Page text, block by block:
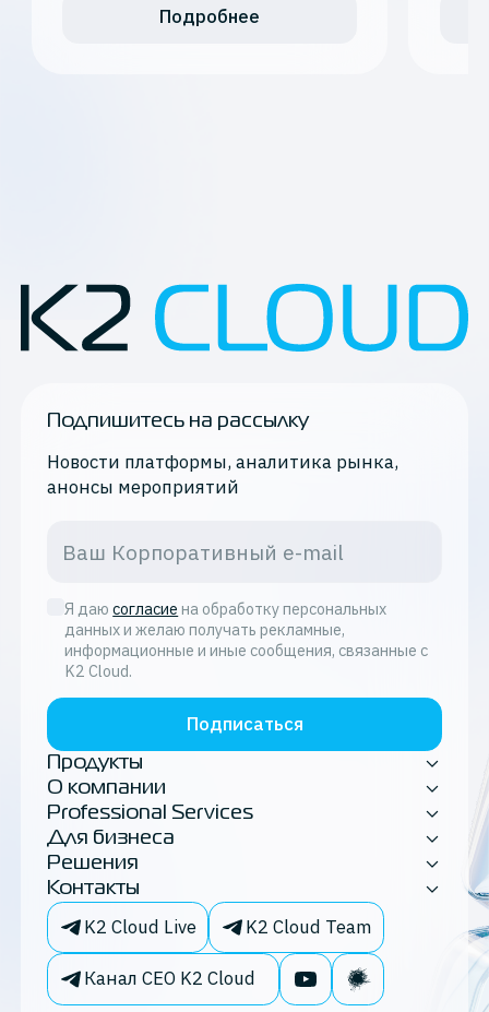
Подробнее
Подпишитесь на рассылку
Новости платформы, аналитика рынка,
анонсы мероприятий
Я даю согласие на обработку персональных
данных и желаю получать рекламные,
информационные и иные сообщения, связанные с
K2 Cloud.
Подписаться
Продукты
О компании
Professional Services
Для бизнеса
Решения
Контакты
K2 Cloud Live K2 Cloud Team
Канал CEO K2 Cloud